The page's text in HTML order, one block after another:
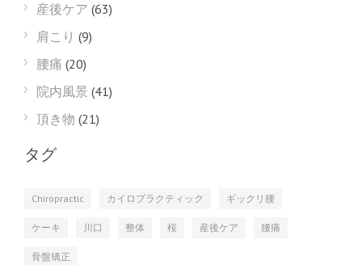
産後ケア (63)
肩こり (9)
腰痛 (20)
院内風景 (41)
頂き物 (21)
タグ
Chiropractic カイロプラクティック ギックリ腰
ケーキ 川口 整体 桜 産後ケア 腰痛
骨盤矯正